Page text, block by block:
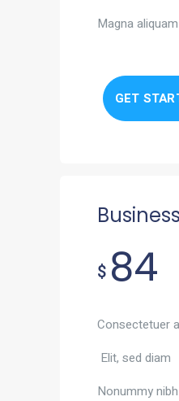
Magna aliquam
GET
Business
$ 84
Consectetuer
Elit, sed diam
Nonummy